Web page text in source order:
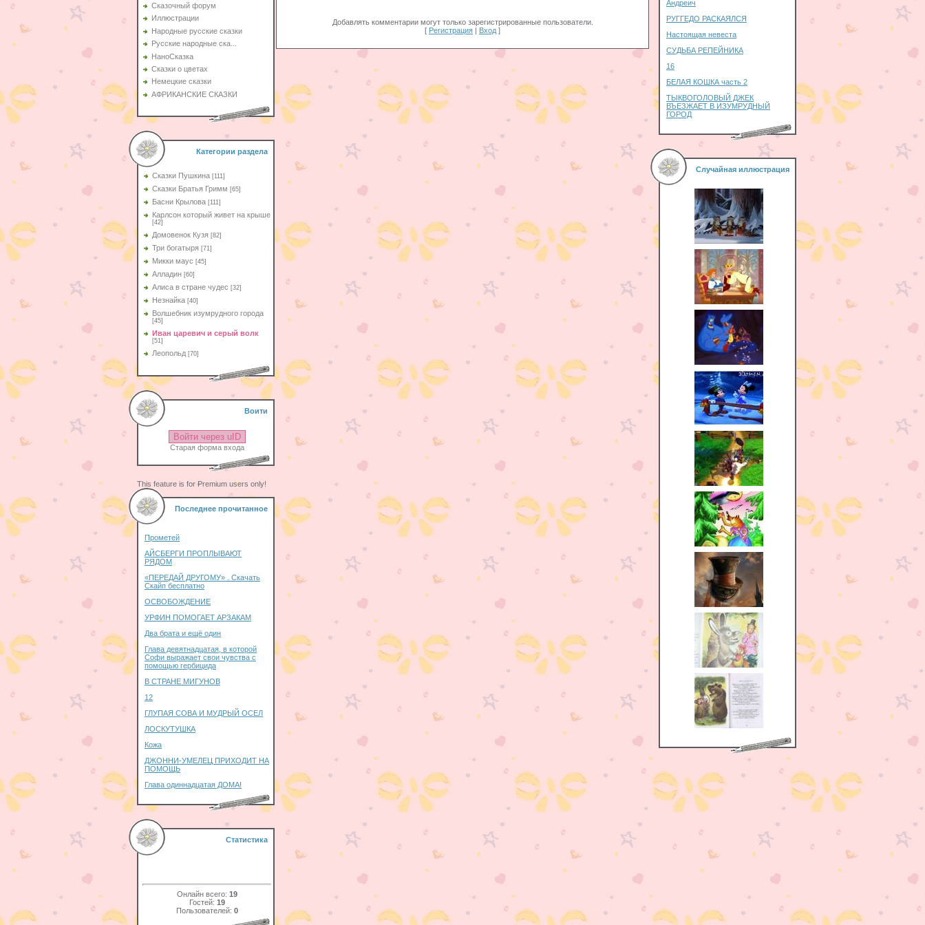
Сказочный форум
Иллюстрации
Народные русские сказки
Русские народные ска...
НаноСказка
Сказки о цветах
Немецкие сказки
АФРИКАНСКИЕ СКАЗКИ
Категории раздела
Сказки Пушкина [111]
Сказки Братья Гримм [65]
Басни Крылова [111]
Карлсон который живет на крыше
[42]
Домовенок Кузя [82]
Три богатыря [71]
Микки маус [45]
Алладин [60]
Aлиса в стране чудес [32]
Незнайка [40]
Волшебник изумрудного города
[45]
Иван царевич и серый волк
[51]
Леопольд [70]
Воити
Войти через uID
Старая форма входа
This feature is for Premium users only!
Последнее прочитанное
Прометей
АЙСБЕРГИ ПРОПЛЫВАЮТ
РЯДОМ
«ПЕРЕДАЙ ДРУГОМУ» . Скачать
Скайп бесплатно
ОСВОБОЖДЕНИЕ
УРФИН ПОМОГАЕТ АРЗАКАМ
Два брата и ещё один
Глава девятнадцатая, в которой
Софи выражает свои чувства с
помощью гербицида
В СТРАНЕ МИГУНОВ
12
ГЛУПАЯ СОВА И МУДРЫЙ ОСЕЛ
ЛОСКУТУШКА
Кожа
ДЖОННИ-УМЕЛЕЦ ПРИХОДИТ НА
ПОМОЩЬ
Глава одиннадцатая ДОМА!
Статистика
Онлайн всего: 19
Гостей: 19
Пользователей: 0
Добавлять комментарии могут только зарегистрированные пользователи.
[ Регистрация | Вход ]
Андреич
РУГГЕДО РАСКАЯЛСЯ
Настоящая невеста
СУДЬБА РЕПЕЙНИКА
16
БЕЛАЯ КОШКА часть 2
ТЫКВОГОЛОВЫЙ ДЖЕК
ВЪЕЗЖАЕТ В ИЗУМРУДНЫЙ
ГОРОД
Случайная иллюстрация